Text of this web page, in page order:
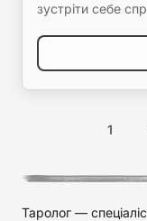
зустріти себе
1
Таролог —